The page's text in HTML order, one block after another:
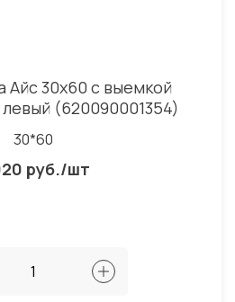
Айс 30x60 с выемкой
(620090001354)
30*60
руб./шт